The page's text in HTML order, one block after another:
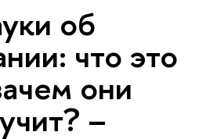
об
что это
они
–